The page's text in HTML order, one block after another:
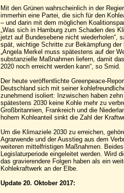
Mit den Grünen wahrscheinlich in der
immerhin eine Partei, die sich für den
– und darin mit dem möglichen
„Was sich in Hamburg zum Schaden des
jetzt auf Bundesebene nicht wiederholen“,
spät, wichtige Schritte zur Bekämpfung der
„Angela Merkel muss spätestens auf der
substanzielle Maßnahmen liefern, damit
2020 noch erreicht werden kann“, so Smid.
Der heute veröffentlichte Greenpeace-
Deutschland sich mit seiner
zunehmend isoliert: Inzwischen haben
spätestens 2030 keine Kohle mehr zu
Großbritannien, Frankreich und die
hohem Kohleanteil sinkt die Zahl der
Um die Klimaziele 2030 zu erreichen,
Agrarwende und der Ausstieg aus dem
weiteren mittelfristigen Maßnahmen.
Legislaturperiode eingeleitet werden. Wird
das gravierendere Folgen haben als ein
Kohlekraftwerk an der Elbe.
Update 20. Oktober 2017: